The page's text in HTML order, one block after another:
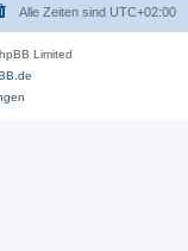
Alle Zeiten sind UTC+02:00
Limited